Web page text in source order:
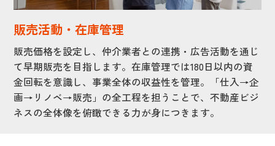
販売活動・在庫管理
販売価格を設定し、仲介業者との連携・広告活動を通じ
て早期販売を目指します。在庫管理では180日以内の資
金回転を意識し、事業全体の収益性を管理。「仕入→企
画→リノベ→販売」の全工程を担うことで、不動産ビジ
ネスの全体像を俯瞰できる力が身につきます。